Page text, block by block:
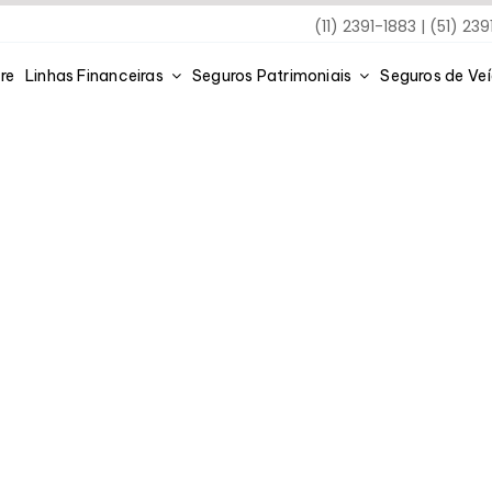
(11) 2391-1883 | (51)
Linhas Financeiras Seguros Patrimoniais Seguros de